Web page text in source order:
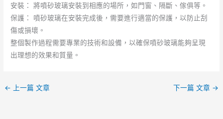
安裝： 將噴砂玻璃安裝到相應的場所，如門窗、隔斷、傢俱等。
保護： 噴砂玻璃在安裝完成後，需要進行適當的保護，以防止刮
傷或損壞。
整個製作過程需要專業的技術和設備，以確保噴砂玻璃能夠呈現
出理想的效果和質量。
← 上一篇 文章 下一篇 文章 →